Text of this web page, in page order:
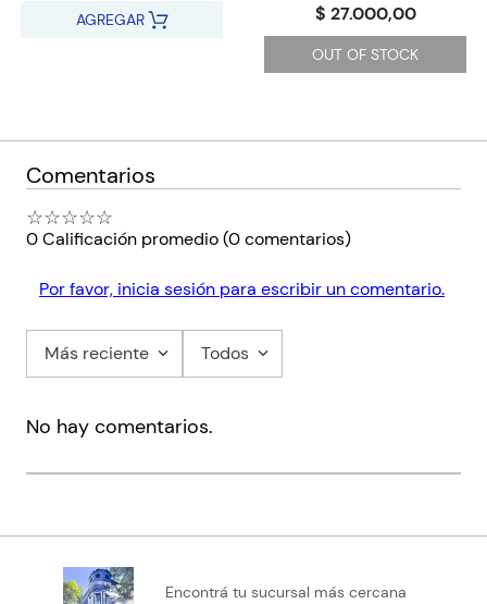
AGREGAR $ 27.000,00
OUT OF STOCK
Comentarios
☆☆☆☆☆
0 Calificación promedio(0 comentarios)
Por favor, inicia sesión para escribir un comentario.
Más reciente Todos
No hay comentarios.
Encontrá tu sucursal más cercana